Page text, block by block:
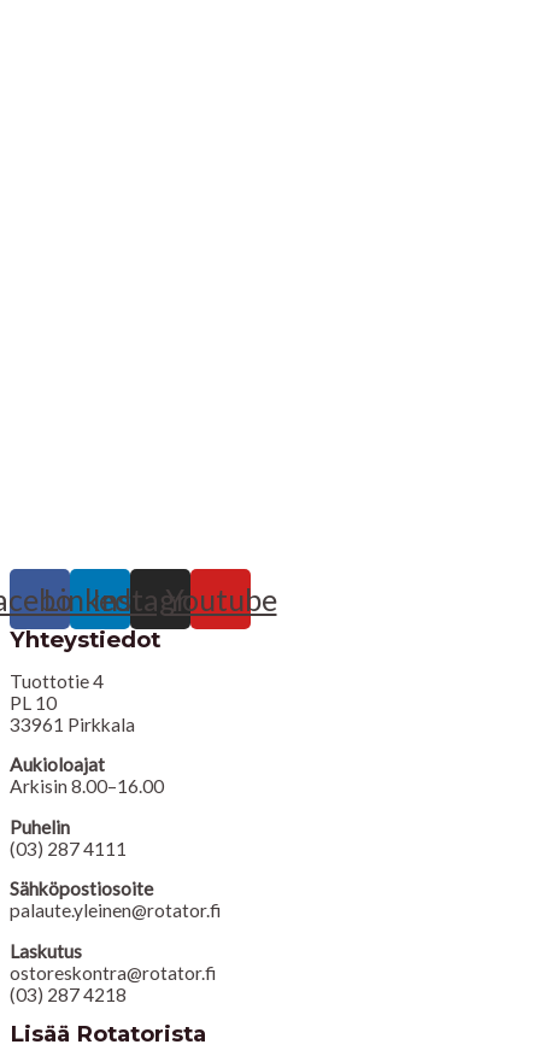
Linkedin
Instagram
Youtube
Yhteystiedot
Tuottotie 4
PL 10
33961 Pirkkala
Aukioloajat
Arkisin 8.00–16.00
Puhelin
(03) 287 4111
Sähköpostiosoite
palaute.yleinen@rotator.fi
Laskutus
ostoreskontra@rotator.fi
(03) 287 4218
Lisää Rotatorista